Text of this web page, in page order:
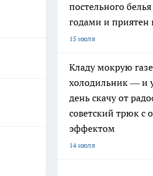
постельного
годами и приятен
15 июля
Кладу мокрую
холодильник — и
день скачу от
советский трюк с
эффектом
14 июля